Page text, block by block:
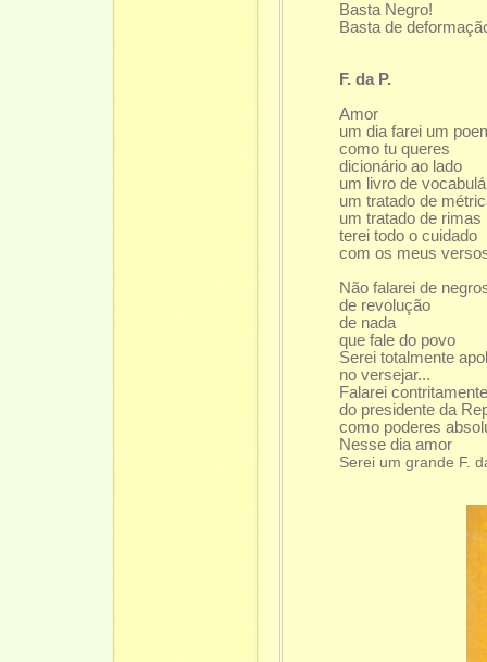
Basta Negro!
Basta de
F. da P.
Amor
um dia farei um
como tu queres
dicionário ao lado
um livro de
um tratado de
um tratado de rimas
terei todo o cuidado
com os meus
Não falarei de
de revolução
de nada
que fale do povo
Serei totalmente
no versejar...
Falarei
do presidente da
como poderes
Nesse dia amor
Serei um grande F.